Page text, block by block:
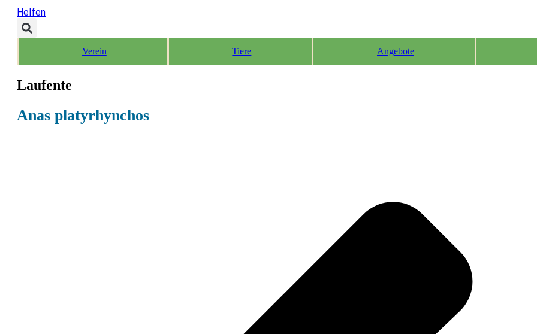
Helfen
Verein Tiere Angebote
Laufente
Anas platyrhynchos